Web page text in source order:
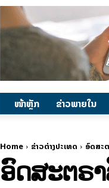
ໜ້າຫຼັກ ຂ່າວພາຍ​ໃນ
Home ຂ່າວຕ່າງປະເທດ ອົດສະ
ອົດສະຕຣ